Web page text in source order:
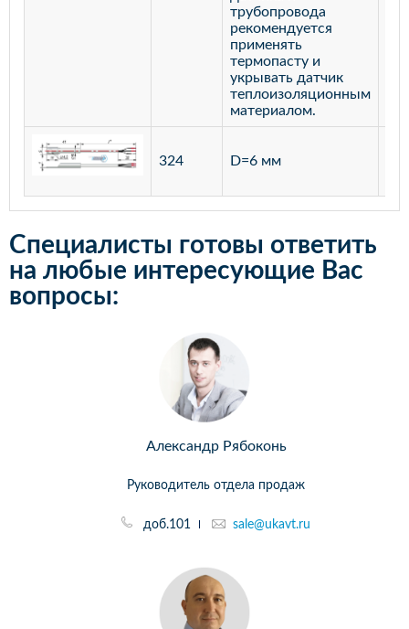
трубопровода
рекомендуется
применять
термопасту и
укрывать датчик
теплоизоляционным
материалом.
324 D=6 мм
Специалисты готовы ответить
на любые интересующие Вас
вопросы:
Александр Рябоконь
Руководитель отдела продаж
доб.101 sale@ukavt.ru